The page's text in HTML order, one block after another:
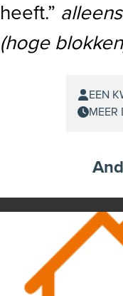
heeft.”
(hoge
EEN
MEER